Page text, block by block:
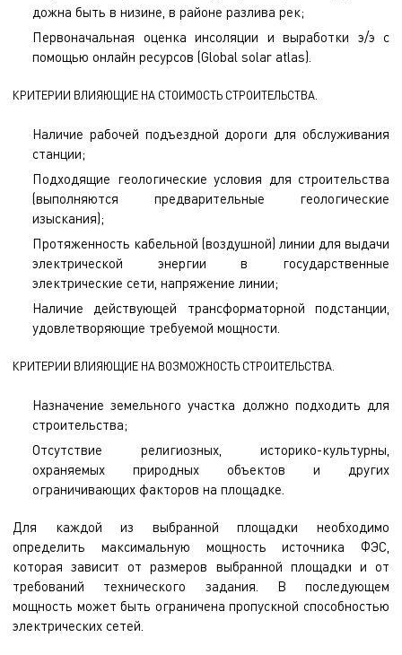
дожна быть в низине, в районе разлива рек;
Первоначальная оценка инсоляции и выработки э/э с
помощью онлайн ресурсов (Global solar atlas).
КРИТЕРИИ ВЛИЯЮЩИЕ НА СТОИМОСТЬ СТРОИТЕЛЬСТВА.
Наличие рабочей подъездной дороги для обслуживания
станции;
Подходящие геологические условия для строительства
(выполняются предварительные геологические
изыскания);
Протяженность кабельной (воздушной) линии для выдачи
электрической энергии в государственные
электрические сети, напряжение линии;
Наличие действующей трансформаторной подстанции,
удовлетворяющие требуемой мощности.
КРИТЕРИИ ВЛИЯЮЩИЕ НА ВОЗМОЖНОСТЬ СТРОИТЕЛЬСТВА.
Назначение земельного участка должно подходить для
строительства;
Отсутствие религиозных, историко-культурны,
охраняемых природных объектов и других
ограничивающих факторов на площадке.
Для каждой из выбранной площадки необходимо
определить максимальную мощность источника ФЭС,
которая зависит от размеров выбранной площадки и от
требований технического задания. В последующем
мощность может быть ограничена пропускной способностью
электрических сетей.